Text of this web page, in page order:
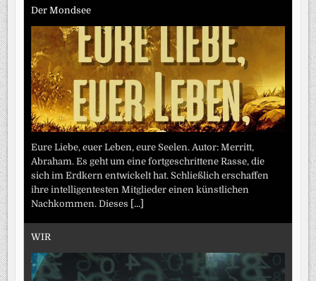
Der Mondsee
Eure Liebe, euer Leben, eure Seelen. Autor: Merritt,
Abraham. Es geht um eine fortgeschrittene Rasse, die
sich im Erdkern entwickelt hat. Schließlich erschaffen
ihre intelligentesten Mitglieder einen künstlichen
Nachkommen. Dieses [...]
WIR